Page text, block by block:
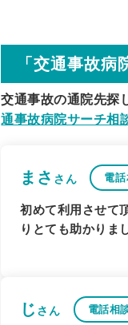
「交通事故
交通事故の通院先探
通事故病院サーチ相
まさ さん 電
初めて利用させて
りとても助かりま
じ さん 電話相